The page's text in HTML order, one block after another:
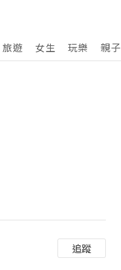
旅遊 女生 玩樂 親子
追蹤